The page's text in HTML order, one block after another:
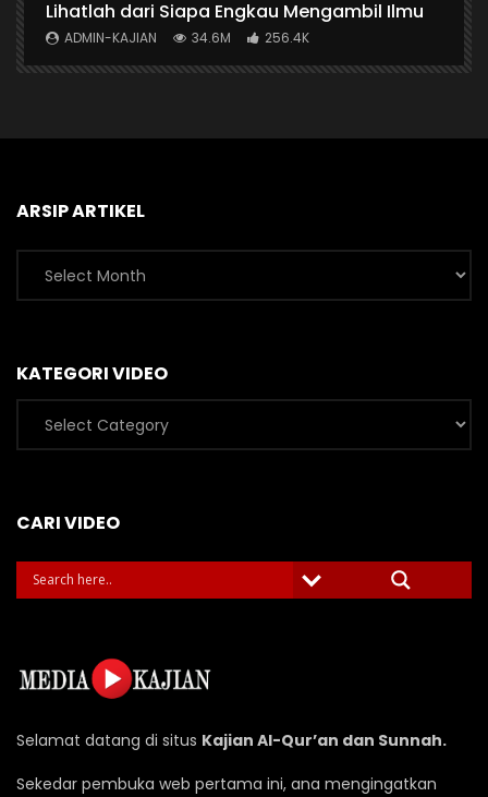
Lihatlah dari Siapa Engkau Mengambil Ilmu
ADMIN-KAJIAN 34.6M 256.4K
ARSIP ARTIKEL
Arsip
Artikel
KATEGORI VIDEO
Kategori
Video
CARI VIDEO
Selamat datang di situs Kajian Al-Qur’an dan Sunnah.
Sekedar pembuka web pertama ini, ana mengingatkan